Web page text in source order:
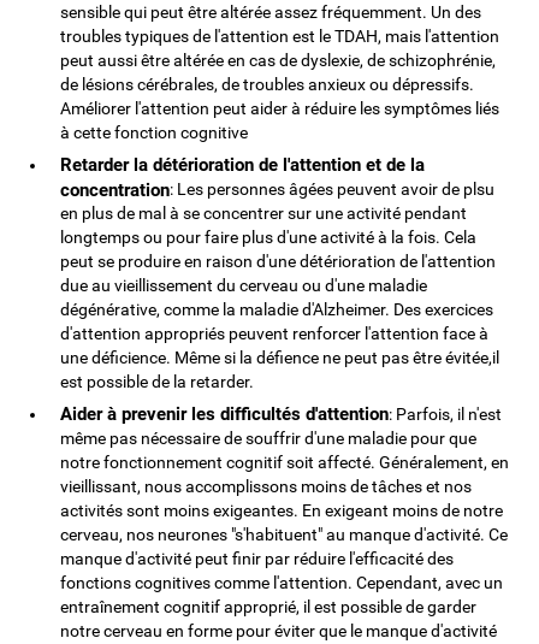
sensible qui peut être altérée assez fréquemment. Un des
troubles typiques de l'attention est le TDAH, mais l'attention
peut aussi être altérée en cas de dyslexie, de schizophrénie,
de lésions cérébrales, de troubles anxieux ou dépressifs.
Améliorer l'attention peut aider à réduire les symptômes liés
à cette fonction cognitive
Retarder la détérioration de l'attention et de la
concentration: Les personnes âgées peuvent avoir de plsu
en plus de mal à se concentrer sur une activité pendant
longtemps ou pour faire plus d'une activité à la fois. Cela
peut se produire en raison d'une détérioration de l'attention
due au vieillissement du cerveau ou d'une maladie
dégénérative, comme la maladie d'Alzheimer. Des exercices
d'attention appropriés peuvent renforcer l'attention face à
une déficience. Même si la défience ne peut pas être évitée,il
est possible de la retarder.
Aider à prevenir les difficultés d'attention: Parfois, il n'est
même pas nécessaire de souffrir d'une maladie pour que
notre fonctionnement cognitif soit affecté. Généralement, en
vieillissant, nous accomplissons moins de tâches et nos
activités sont moins exigeantes. En exigeant moins de notre
cerveau, nos neurones "s'habituent" au manque d'activité. Ce
manque d'activité peut finir par réduire l'efficacité des
fonctions cognitives comme l'attention. Cependant, avec un
entraînement cognitif approprié, il est possible de garder
notre cerveau en forme pour éviter que le manque d'activité